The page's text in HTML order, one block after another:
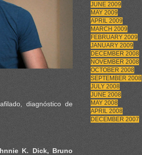
diagnóstico de
K. Dick, Bruno
JUNE 2009
MAY 2009
APRIL 2009
MARCH 2009
FEBRUARY 2009
JANUARY 2009
DECEMBER 2008
NOVEMBER 2008
OCTOBER 2008
SEPTEMBER 2008
JULY 2008
JUNE 2008
MAY 2008
APRIL 2008
DECEMBER 2007